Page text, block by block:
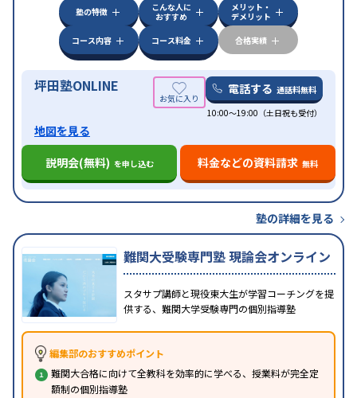
特徴
中高一貫校生に対応授業の振替可能 不登校生に対
学習にPC・タブレットを利用オンライン対応
科目から受講可能季節講習のみの受講可発達障害
の子どもに対応
塾の特徴
こんな人に
おすすめ
メリット・
デメリット
コース内容
コース料金 合格実績
坪田塾ONLINE 電話する 通話料無料
10:00～19:00（土日祝も受付）
地図を見る
説明会(無料) を申し込む 料金などの資料請求 無料
塾の詳細を見る
難関大受験専門塾 現論会オンライン
スタサプ講師と現役東大生が学習コーチングを提
供する、難関大学受験専門の個別指導塾
編集部のおすすめポイント
難関大合格に向けて全教科を効率的に学べる、授業料が完全定
額制の個別指導塾